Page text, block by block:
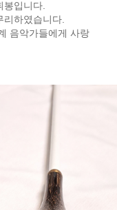
입니다.
하였습니다.
음악가들에게 사랑